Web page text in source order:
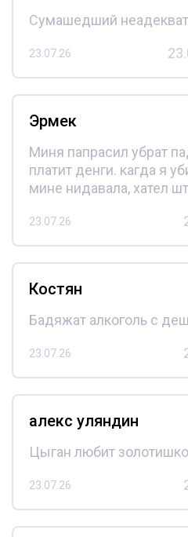
Сумашедший неадекват
23.07.26
Эрмек
Миня папрасил убрат
платит денги. кагда я
мине нидавала, хател
23.07.26
Костян
Бадяжат алкоголь с
23.07.26
алекс уляндин
Цыган любит
23.07.26